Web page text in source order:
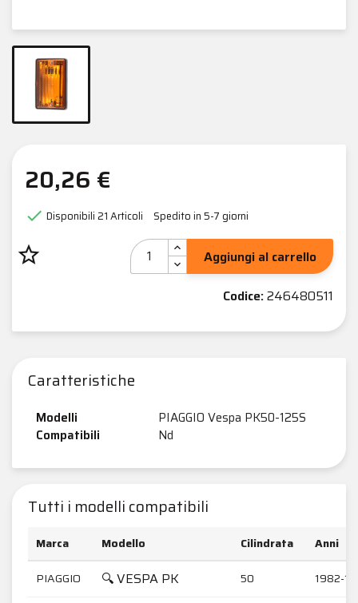
20,26 €
 Disponibili21 Articoli Spedito in 5-7 giorni
star_border
Aggiungi al carrello
Codice:246480511
Caratteristiche
Modelli
Compatibili
PIAGGIO Vespa PK50-125S
Nd
Tutti i modelli compatibili
Marca Modello Cilindrata
Anni
PIAGGIO
🔍 VESPA PK 50 1982-